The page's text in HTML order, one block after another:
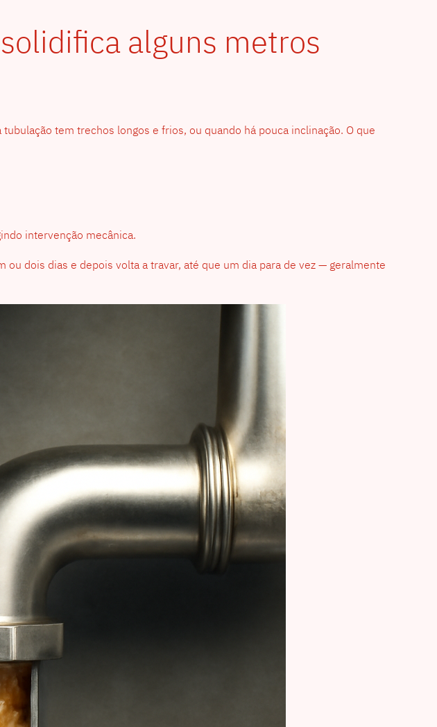
alguns metros
tem trechos longos e frios, ou quando há pouca inclinação. O que
intervenção mecânica.
dois dias e depois volta a travar, até que um dia para de vez — geralmente